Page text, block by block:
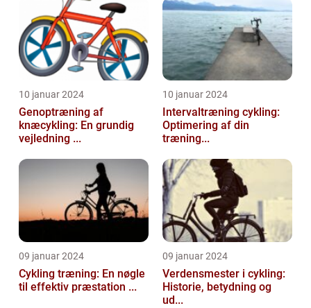
10 januar 2024
Genoptræning af
knæcykling: En grundig
vejledning ...
10 januar 2024
Intervaltræning cykling:
Optimering af din
træning...
09 januar 2024
Cykling træning: En nøgle
til effektiv præstation ...
09 januar 2024
Verdensmester i cykling:
Historie, betydning og
ud...